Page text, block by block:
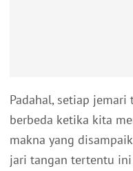
Padahal, setiap
berbeda ketika kita
makna yang
jari tangan tertentu